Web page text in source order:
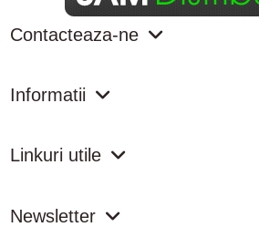
Contacteaza-ne
Informatii
Linkuri utile
Newsletter